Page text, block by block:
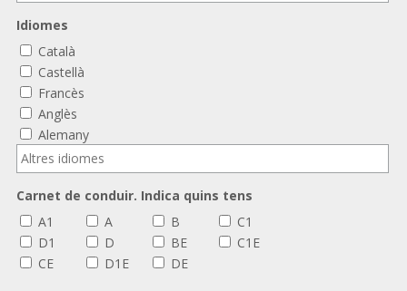
Idiomes
Català
Castellà
Francès
Anglès
Alemany
Carnet de conduir. Indica quins tens
A1
A B
C1
D1
D BE
C1E
CE
D1E DE